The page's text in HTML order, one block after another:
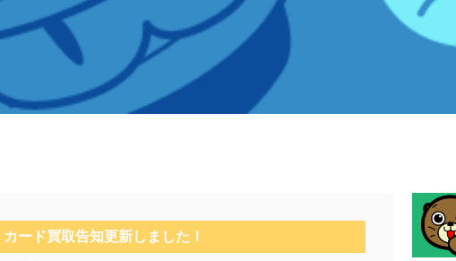
ード買取告知更新しました！